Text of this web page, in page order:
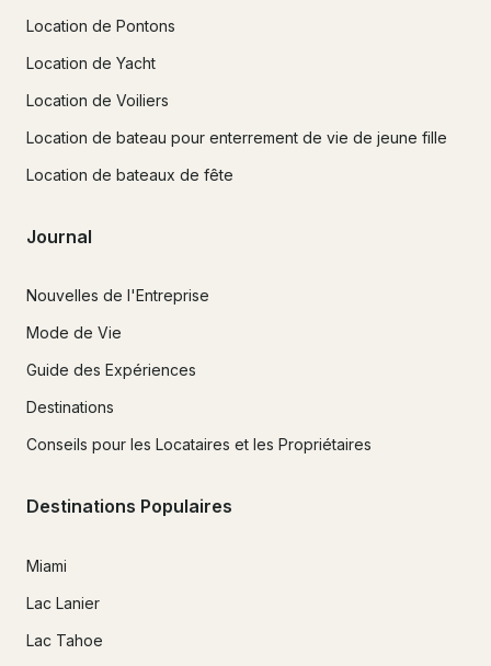
Location de Pontons
Location de Yacht
Location de Voiliers
Location de bateau pour enterrement de vie de jeune fille
Location de bateaux de fête
Journal
Nouvelles de l'Entreprise
Mode de Vie
Guide des Expériences
Destinations
Conseils pour les Locataires et les Propriétaires
Destinations Populaires
Miami
Lac Lanier
Lac Tahoe